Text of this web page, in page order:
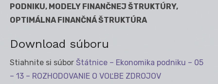
PODNIKU, MODELY FINANČNEJ ŠTRUKTÚRY,
OPTIMÁLNA FINANČNÁ ŠTRUKTÚRA
Download súboru
Stiahnite si súbor Štátnice – Ekonomika podniku – 05
– 13 – ROZHODOVANIE O VOĽBE ZDROJOV